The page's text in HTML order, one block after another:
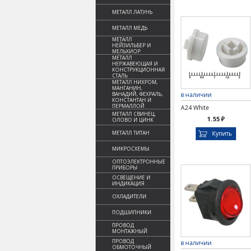
МЕТАЛЛ ЛАТУНЬ
МЕТАЛЛ МЕДЬ
МЕТАЛЛ
НЕЙЗИЛЬБЕР И
МЕЛЬХИОР
МЕТАЛЛ
НЕРЖАВЕЮЩАЯ И
КОНСТРУКЦИОННАЯ
СТАЛЬ
МЕТАЛЛ НИХРОМ,
МАНГАНИН,
ВАНАДИЙ, ФЕХРАЛЬ,
КОНСТАНТАН И
ПЕРМАЛЛОЙ
МЕТАЛЛ СВИНЕЦ,
ОЛОВО И ЦИНК
МЕТАЛЛ ТИТАН
МИКРОСХЕМЫ
ОПТОЭЛЕКТРОННЫЕ
ПРИБОРЫ
ОСВЕЩЕНИЕ И
ИНДИКАЦИЯ
ОХЛАДИТЕЛИ
ПОДШИПНИКИ
ПРОВОД
МОНТАЖНЫЙ
ПРОВОД
ОБМОТОЧНЫЙ
в наличии
A24 White
1.55 ₽
Купить
в наличии